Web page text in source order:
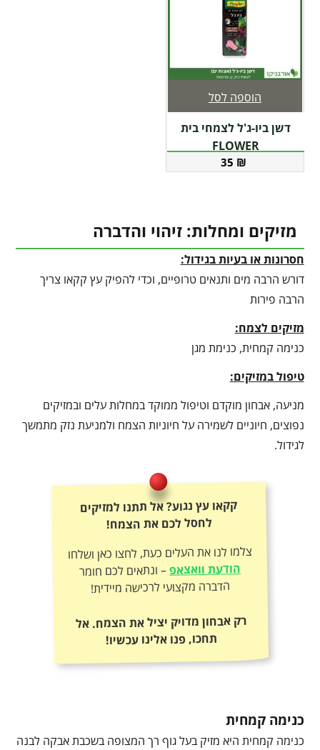
דשן ביו-ג'ל לצמחי בית
FLOWER
35 ₪
הוספה לסל
מזיקים ומחלות: זיהוי והדברה
חסרונות או בעיות בגידול:
דורש הרבה מים ותנאים טרופיים, וכדי להפיק עץ קקאו צריך
הרבה פירות
מזיקים לצמח:
כנימה קמחית, כנימת מגן
טיפול במזיקים:
מניעה, אבחון מוקדם וטיפול ממוקד במחלות עלים ובמזיקים
נפוצים, חיוניים לשמירה על חיוניות הצמח ולמניעת נזק מתמשך
לגידול.
קקאו עץ נגוע? אל תתנו למזיקים
לחסל לכם את הצמח!
צלמו לנו את העלים כעת, לחצו כאן ושלחו
הודעת וואצאפ– ונתאים לכם חומר
הדברה מקצועי לרכישה מיידית!
רק אבחון מדויק יציל את הצמח. אל
תחכו, פנו אלינו עכשיו!
כנימה קמחית
כנימה קמחית היא מזיק בעל גוף רך המצופה בשכבת אבקה לבנה